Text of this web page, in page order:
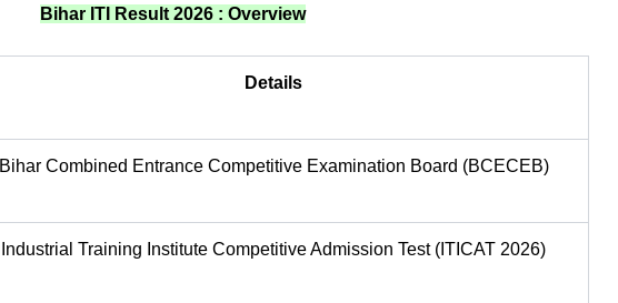
Bihar ITI Result 2026 : Overview
Details
Bihar Combined Entrance Competitive Examination Board (BCECEB)
Industrial Training Institute Competitive Admission Test (ITICAT 2026)